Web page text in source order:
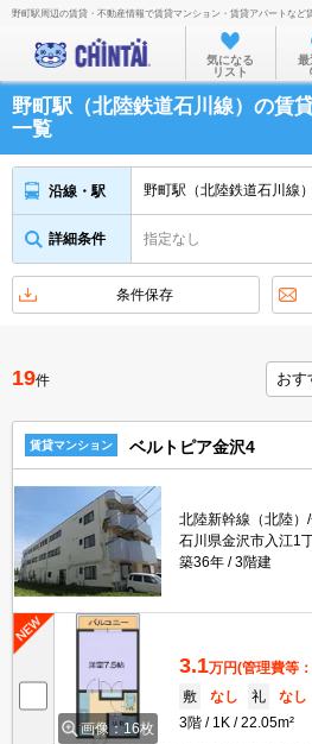
お部屋を探す
沿線・
住所から
家賃相
不動産
野町駅周辺の賃貸・不動産情報で賃貸マンション・賃貸アパートなど
気になる
リスト
最
野町駅（北陸鉄道石川線）の賃
一覧
沿線・駅 野町駅（北陸鉄道石川線
詳細条件 指定なし
条件保存
19件
賃貸マンション ベルトピア金沢4
北陸新幹線（北陸
石川県金沢市入江1
築36年
3階建
画像：16枚
3.1万円(管理費等
敷
なし 礼
なし
3階
1K 22.05m²